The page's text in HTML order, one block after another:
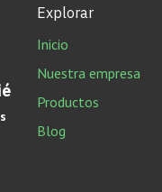
Explorar
Inicio
Nuestra empresa
Productos
Blog